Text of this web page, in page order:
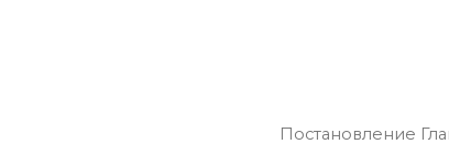
Постановление